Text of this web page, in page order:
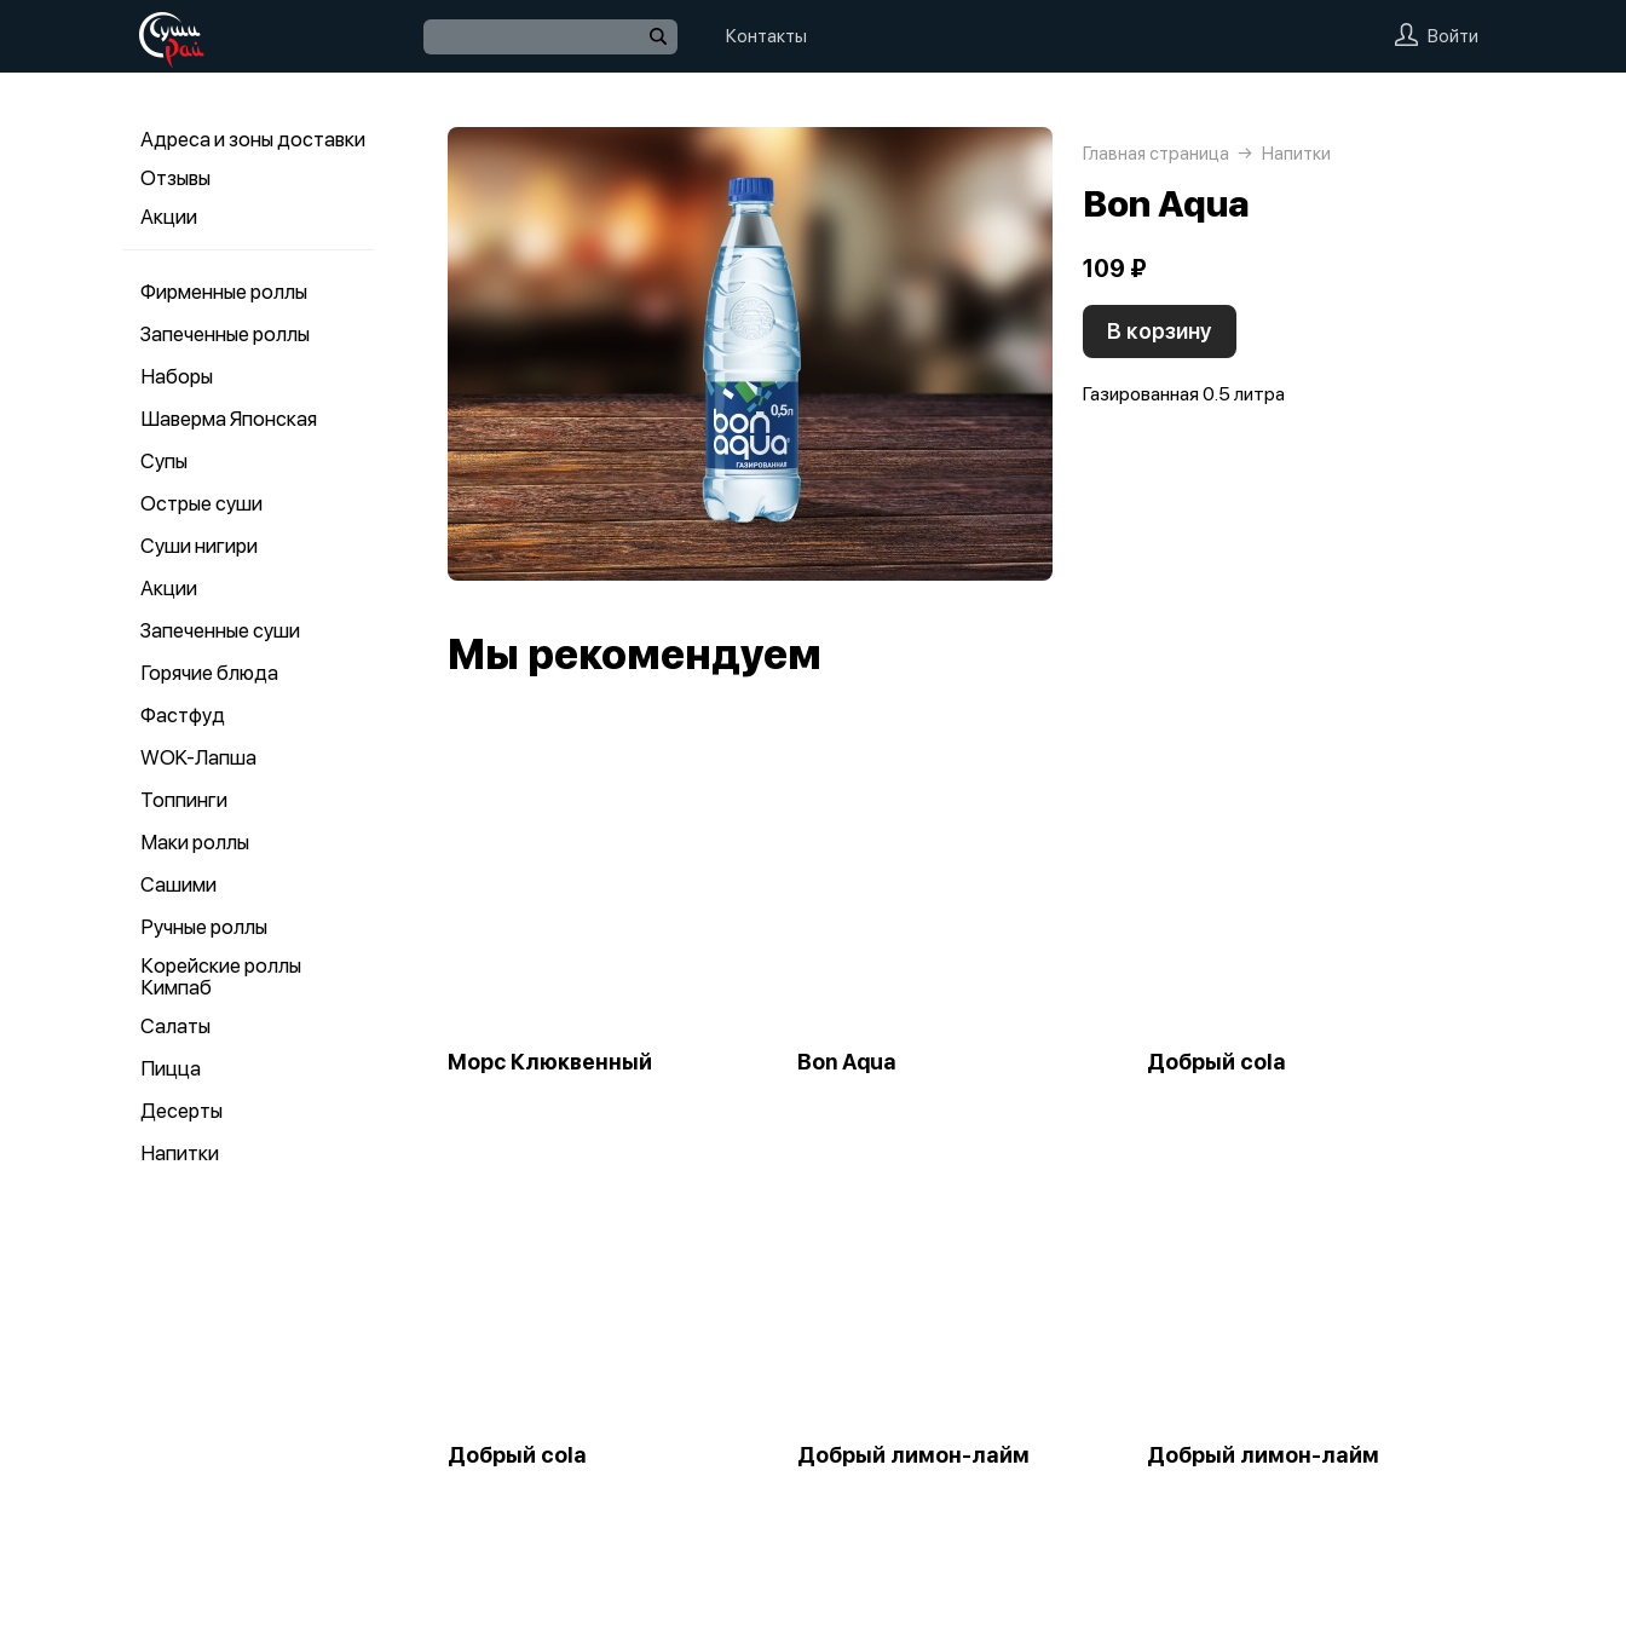
Контакты Войти
Адреса и зоны доставки
Отзывы
Акции
Фирменные роллы
Запеченные роллы
Наборы
Шаверма Японская
Супы
Острые суши
Суши нигири
Акции
Запеченные суши
Горячие блюда
Фастфуд
WOK-Лапша
Топпинги
Маки роллы
Сашими
Ручные роллы
Корейские роллы
Кимпаб
Салаты
Пицца
Десерты
Напитки
Главная страница Напитки
Bon Aqua
109 ₽
В корзину
Газированная 0.5 литра
Мы рекомендуем
Морс Клюквенный Bon Aqua Добрый cola
Добрый cola Добрый лимон-лайм Добрый лимон-лайм